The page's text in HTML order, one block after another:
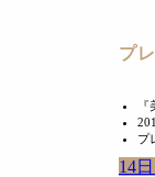
プ
プ
14